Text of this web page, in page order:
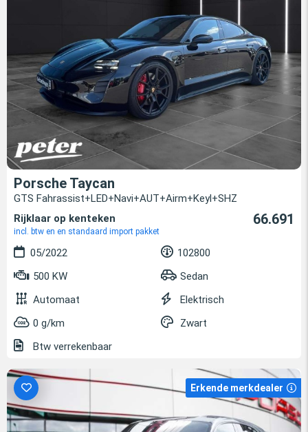
Porsche Taycan
GTS Fahrassist+LED+Navi+AUT+Airm+Keyl+SHZ
Rijklaar op kenteken
incl. btw en en standaard import pakket
66.691
05/2022
102800
500 KW
Sedan
Automaat
Elektrisch
0 g/km
Zwart
Btw verrekenbaar
Erkende merkdealer